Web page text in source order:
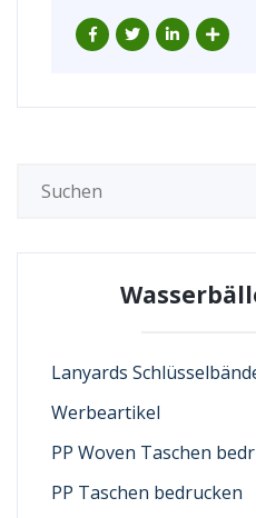
Lanyards
Werbeartikel
PP Woven Taschen
PP Taschen bedrucken